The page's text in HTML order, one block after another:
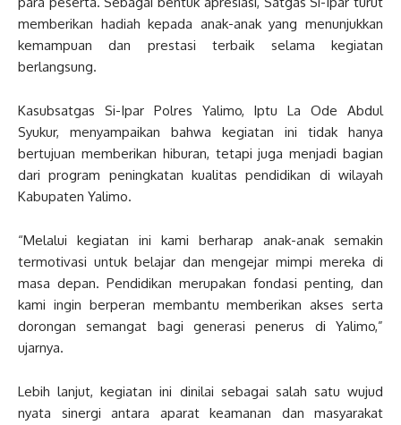
memberikan hadiah kepada anak-anak yang menunjukkan
kemampuan dan prestasi terbaik selama kegiatan
berlangsung.
Kasubsatgas Si-Ipar Polres Yalimo, Iptu La Ode Abdul
Syukur, menyampaikan bahwa kegiatan ini tidak hanya
bertujuan memberikan hiburan, tetapi juga menjadi bagian
dari program peningkatan kualitas pendidikan di wilayah
Kabupaten Yalimo.
“Melalui kegiatan ini kami berharap anak-anak semakin
termotivasi untuk belajar dan mengejar mimpi mereka di
masa depan. Pendidikan merupakan fondasi penting, dan
kami ingin berperan membantu memberikan akses serta
dorongan semangat bagi generasi penerus di Yalimo,”
ujarnya.
Lebih lanjut, kegiatan ini dinilai sebagai salah satu wujud
nyata sinergi antara aparat keamanan dan masyarakat